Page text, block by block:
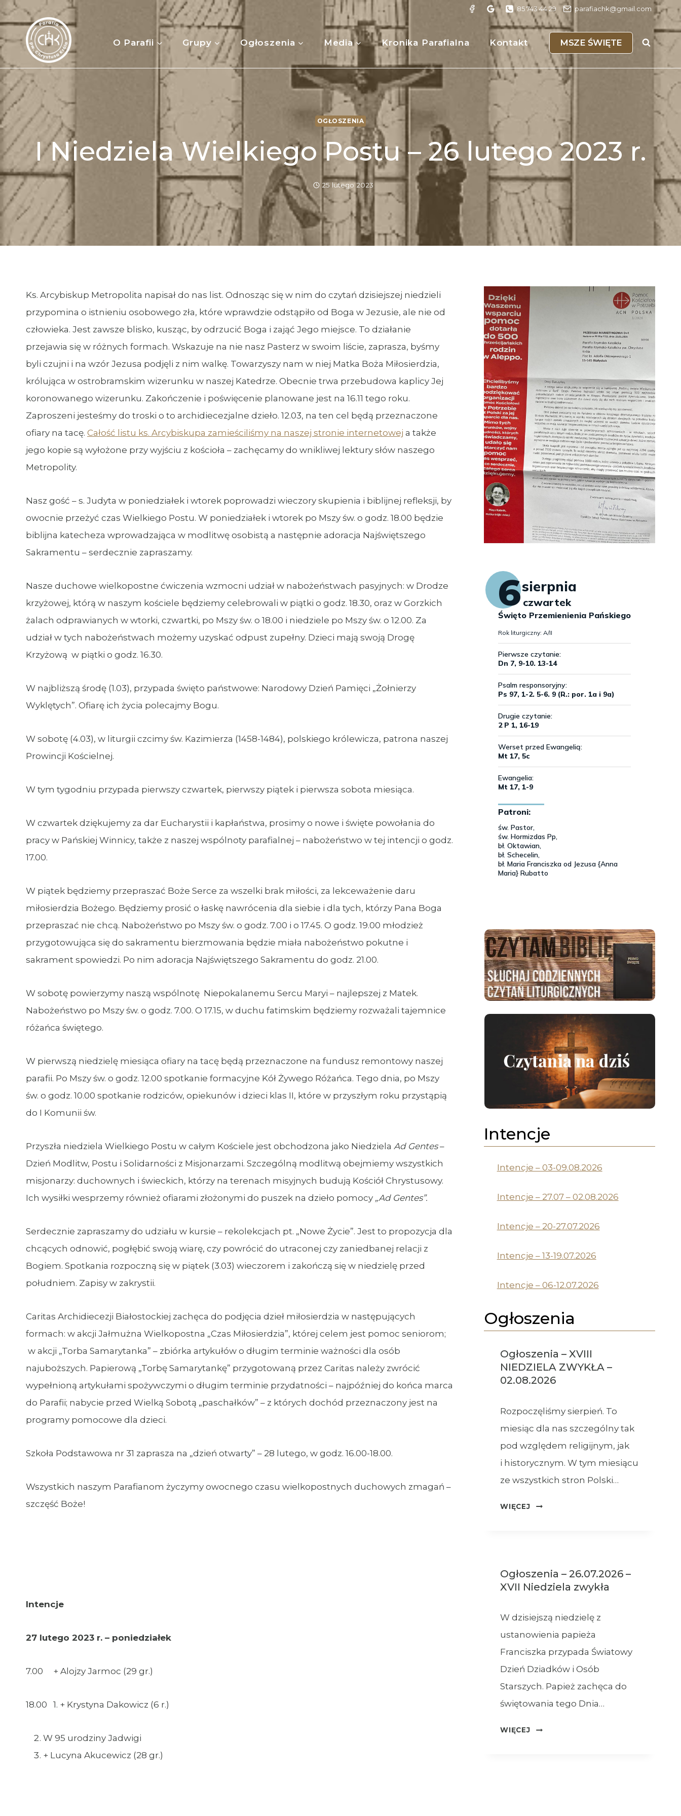
Przejdź
do
treści
85 743 44 29 parafiachk@gmail.com
O Parafii Grupy Ogłoszenia Media Kronika Parafialna Kontakt MSZE ŚWIĘTE
OGŁOSZENIA
I Niedziela Wielkiego Postu – 26 lutego 2023 r.
25 lutego 2023
Ks. Arcybiskup Metropolita napisał do nas list. Odnosząc się w nim do czytań dzisiejszej niedzieli
przypomina o istnieniu osobowego zła, które wprawdzie odstąpiło od Boga w Jezusie, ale nie od
człowieka. Jest zawsze blisko, kusząc, by odrzucić Boga i zająć Jego miejsce. To działanie
przejawia się w różnych formach. Wskazuje na nie nasz Pasterz w swoim liście, zaprasza, byśmy
byli czujni i na wzór Jezusa podjęli z nim walkę. Towarzyszy nam w niej Matka Boża Miłosierdzia,
królująca w ostrobramskim wizerunku w naszej Katedrze. Obecnie trwa przebudowa kaplicy Jej
koronowanego wizerunku. Zakończenie i poświęcenie planowane jest na 16.11 tego roku.
Zaproszeni jesteśmy do troski o to archidiecezjalne dzieło. 12.03, na ten cel będą przeznaczone
ofiary na tacę. Całość listu ks. Arcybiskupa zamieściliśmy na naszej stronie internetowej a także
jego kopie są wyłożone przy wyjściu z kościoła – zachęcamy do wnikliwej lektury słów naszego
Metropolity.
Nasz gość – s. Judyta w poniedziałek i wtorek poprowadzi wieczory skupienia i biblijnej refleksji, by
owocnie przeżyć czas Wielkiego Postu. W poniedziałek i wtorek po Mszy św. o godz. 18.00 będzie
biblijna katecheza wprowadzająca w modlitwę osobistą a następnie adoracja Najświętszego
Sakramentu – serdecznie zapraszamy.
Nasze duchowe wielkopostne ćwiczenia wzmocni udział w nabożeństwach pasyjnych: w Drodze
krzyżowej, którą w naszym kościele będziemy celebrowali w piątki o godz. 18.30, oraz w Gorzkich
żalach odprawianych w wtorki, czwartki, po Mszy św. o 18.00 i niedziele po Mszy św. o 12.00. Za
udział w tych nabożeństwach możemy uzyskać odpust zupełny. Dzieci mają swoją Drogę
Krzyżową w piątki o godz. 16.30.
W najbliższą środę (1.03), przypada święto państwowe: Narodowy Dzień Pamięci „Żołnierzy
Wyklętych”. Ofiarę ich życia polecajmy Bogu.
W sobotę (4.03), w liturgii czcimy św. Kazimierza (1458-1484), polskiego królewicza, patrona naszej
Prowincji Kościelnej.
W tym tygodniu przypada pierwszy czwartek, pierwszy piątek i pierwsza sobota miesiąca.
W czwartek dziękujemy za dar Eucharystii i kapłaństwa, prosimy o nowe i święte powołania do
pracy w Pańskiej Winnicy, także z naszej wspólnoty parafialnej – nabożeństwo w tej intencji o godz.
17.00.
W piątek będziemy przepraszać Boże Serce za wszelki brak miłości, za lekceważenie daru
miłosierdzia Bożego. Będziemy prosić o łaskę nawrócenia dla siebie i dla tych, którzy Pana Boga
przepraszać nie chcą. Nabożeństwo po Mszy św. o godz. 7.00 i o 17.45. O godz. 19.00 młodzież
przygotowująca się do sakramentu bierzmowania będzie miała nabożeństwo pokutne i
sakrament spowiedzi. Po nim adoracja Najświętszego Sakramentu do godz. 21.00.
W sobotę powierzymy naszą wspólnotę Niepokalanemu Sercu Maryi – najlepszej z Matek.
Nabożeństwo po Mszy św. o godz. 7.00. O 17.15, w duchu fatimskim będziemy rozważali tajemnice
różańca świętego.
W pierwszą niedzielę miesiąca ofiary na tacę będą przeznaczone na fundusz remontowy naszej
parafii. Po Mszy św. o godz. 12.00 spotkanie formacyjne Kół Żywego Różańca. Tego dnia, po Mszy
św. o godz. 10.00 spotkanie rodziców, opiekunów i dzieci klas II, które w przyszłym roku przystąpią
do I Komunii św.
Przyszła niedziela Wielkiego Postu w całym Kościele jest obchodzona jako Niedziela Ad Gentes–
Dzień Modlitw, Postu i Solidarności z Misjonarzami. Szczególną modlitwą obejmiemy wszystkich
misjonarzy: duchownych i świeckich, którzy na terenach misyjnych budują Kościół Chrystusowy.
Ich wysiłki wesprzemy również ofiarami złożonymi do puszek na dzieło pomocy „Ad Gentes”.
Serdecznie zapraszamy do udziału w kursie – rekolekcjach pt. „Nowe Życie”. Jest to propozycja dla
chcących odnowić, pogłębić swoją wiarę, czy powrócić do utraconej czy zaniedbanej relacji z
Bogiem. Spotkania rozpoczną się w piątek (3.03) wieczorem i zakończą się w niedzielę przed
południem. Zapisy w zakrystii.
Caritas Archidiecezji Białostockiej zachęca do podjęcia dzieł miłosierdzia w następujących
formach: w akcji Jałmużna Wielkopostna „Czas Miłosierdzia”, której celem jest pomoc seniorom;
w akcji „Torba Samarytanka” – zbiórka artykułów o długim terminie ważności dla osób
najuboższych. Papierową „Torbę Samarytankę” przygotowaną przez Caritas należy zwrócić
wypełnioną artykułami spożywczymi o długim terminie przydatności – najpóźniej do końca marca
do Parafii; nabycie przed Wielką Sobotą „paschałków” – z których dochód przeznaczony jest na
programy pomocowe dla dzieci.
Szkoła Podstawowa nr 31 zaprasza na „dzień otwarty” – 28 lutego, w godz. 16.00-18.00.
Wszystkich naszym Parafianom życzymy owocnego czasu wielkopostnych duchowych zmagań –
szczęść Boże!
Intencje
27 lutego 2023 r. – poniedziałek
7.00 + Alojzy Jarmoc (29 gr.)
18.00 1. + Krystyna Dakowicz (6 r.)
W 95 urodziny Jadwigi
+ Lucyna Akucewicz (28 gr.)
Intencje
Intencje – 03-09.08.2026
Intencje – 27.07 – 02.08.2026
Intencje – 20-27.07.2026
Intencje – 13-19.07.2026
Intencje – 06-12.07.2026
Ogłoszenia
Ogłoszenia – XVIII
NIEDZIELA ZWYKŁA –
02.08.2026
Rozpoczęliśmy sierpień. To
miesiąc dla nas szczególny tak
pod względem religijnym, jak
i historycznym. W tym miesiącu
ze wszystkich stron Polski…
WIĘCEJ
OGŁOSZENIA
–
02.08.2026
Ogłoszenia – 26.07.2026 –
XVII Niedziela zwykła
W dzisiejszą niedzielę z
ustanowienia papieża
Franciszka przypada Światowy
Dzień Dziadków i Osób
Starszych. Papież zachęca do
świętowania tego Dnia…
WIĘCEJ
OGŁOSZENIA